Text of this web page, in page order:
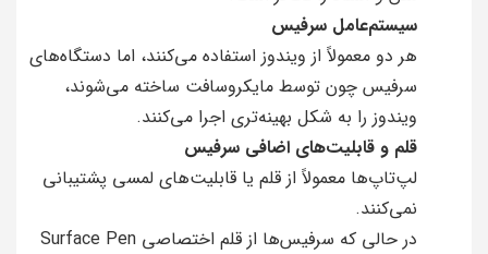
سیستم‌عامل سرفیس
هر دو معمولاً از ویندوز استفاده می‌کنند، اما دستگاه‌های
سرفیس چون توسط مایکروسافت ساخته می‌شوند،
ویندوز را به شکل بهینه‌تری اجرا می‌کنند.
قلم و قابلیت‌های اضافی سرفیس
لپ‌تاپ‌ها معمولاً از قلم یا قابلیت‌های لمسی پشتیبانی
نمی‌کنند.
در حالی که سرفیس‌ها از قلم اختصاصی Surface Pen